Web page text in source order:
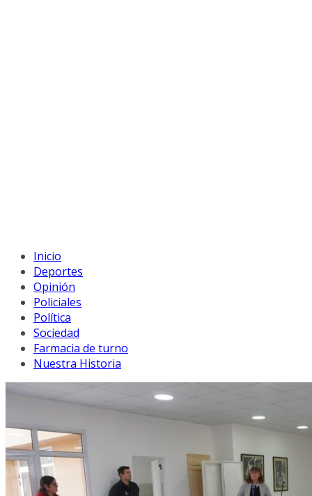
Inicio
Deportes
Opinión
Policiales
Política
Sociedad
Farmacia de turno
Nuestra Historia